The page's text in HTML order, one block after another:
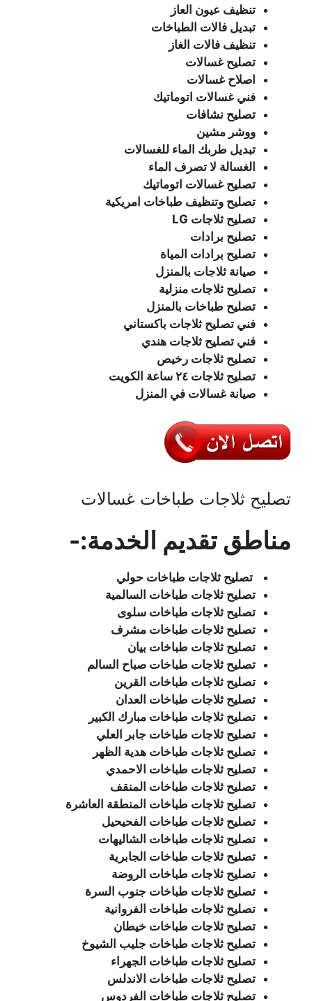
تنظيف عيون العاز
تبديل فالات الطباخات
تنظيف فالات الغاز
تصليح غسالات
اصلاح غسالات
فني غسالات اتوماتيك
تصليح نشافات
ووشر مشين
تبديل طربك الماء للغسالات
الغسالة لا تصرف الماء
تصليح غسالات اتوماتيك
تصليح وتنظيف طباخات امريكية
تصليح ثلاجات LG
تصليح برادات
تصليح برادات المياة
صيانة ثلاجات بالمنزل
تصليح ثلاجات منزلية
تصليح طباخات بالمنزل
فني تصليح ثلاجات باكستاني
فني تصليح ثلاجات هندي
تصليح ثلاجات رخيص
تصليح ثلاجات ٢٤ ساعة الكويت
صيانة غسالات في المنزل
تصليح ثلاجات طباخات غسالات
مناطق تقديم الخدمة:-
تصليح ثلاجات طباخات حولي
تصليح ثلاجات طباخات السالمية
تصليح ثلاجات طباخات سلوى
تصليح ثلاجات طباخات مشرف
تصليح ثلاجات طباخات بيان
تصليح ثلاجات طباخات صباح السالم
تصليح ثلاجات طباخات القرين
تصليح ثلاجات طباخات العدان
تصليح ثلاجات طباخات مبارك الكبير
تصليح ثلاجات طباخات جابر العلي
تصليح ثلاجات طباخات هدية الظهر
تصليح ثلاجات طباخات الاحمدي
تصليح ثلاجات طباخات المنقف
تصليح ثلاجات طباخات المنطقة العاشرة
تصليح ثلاجات طباخات الفحيحيل
تصليح ثلاجات طباخات الشاليهات
تصليح ثلاجات طباخات الجابرية
تصليح ثلاجات طباخات الروضة
تصليح ثلاجات طباخات جنوب السرة
تصليح ثلاجات طباخات الفروانية
تصليح ثلاجات طباخات خيطان
تصليح ثلاجات طباخات جليب الشيوخ
تصليح ثلاجات طباخات الجهراء
تصليح ثلاجات طباخات الاندلس
تصليح ثلاجات طباخات الفردوس